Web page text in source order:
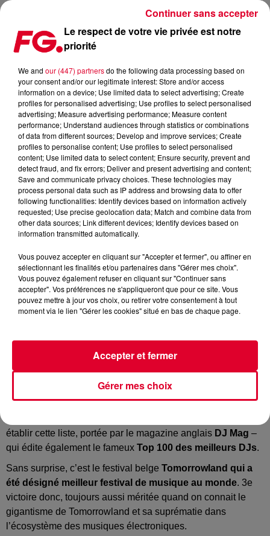
VOICI LE CLASSEMENT DES MEILLEURS FESTIVALS DU
Publié : 24 août 2023 à 12h12 par Christophe HUBERT
Image d'illustration
Voici le classement des meilleurs festivals du monde !!!
Troisième édition déjà du classement des meilleurs festivals
établir cette liste, portée par le magazine anglais DJ Mag –
qui édite également le fameux Top 100 des meilleurs DJs.
Sans surprise, c’est le festival belge Tomorrowland qui a
été désigné meilleur festival de musique au monde. 3e
victoire donc, toujours aussi méritée quand on connait le
gigantisme de Tomorrowland et sa suprématie dans
l’écosystème des musiques électroniques.
Le respect de votre vie privée est notre
priorité
We and our (447) partnersdo the following data processing based on
your consent and/or our legitimate interest: Store and/or access
information on a device; Use limited data to select advertising; Create
profiles for personalised advertising; Use profiles to select personalised
advertising; Measure advertising performance; Measure content
performance; Understand audiences through statistics or combinations
of data from different sources; Develop and improve services; Create
profiles to personalise content; Use profiles to select personalised
content; Use limited data to select content; Ensure security, prevent and
detect fraud, and fix errors; Deliver and present advertising and content;
Save and communicate privacy choices. These technologies may
process personal data such as IP address and browsing data to offer
following functionalities: Identify devices based on information actively
requested; Use precise geolocation data; Match and combine data from
other data sources; Link different devices; Identify devices based on
information transmitted automatically.
Vous pouvez accepter en cliquant sur "Accepter et fermer", ou affiner en
sélectionnant les finalités et/ou partenaires dans "Gérer mes choix".
Vous pouvez également refuser en cliquant sur "Continuer sans
accepter". Vos préférences ne s'appliqueront que pour ce site. Vous
pouvez mettre à jour vos choix, ou retirer votre consentement à tout
moment via le lien "Gérer les cookies" situé en bas de chaque page.
Gérer mes choix
Accepter et fermer
Continuer sans accepter